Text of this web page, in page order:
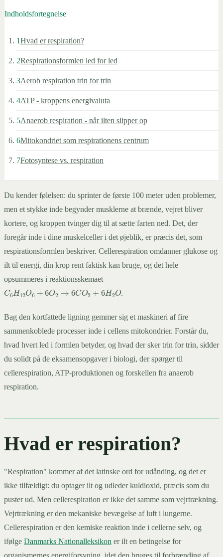
Indholdsfortegnelse
1Hvad er respiration?
2Respirationsformlen led for led
3Aerob respiration trin for trin
4ATP - kroppens energivaluta
5Anaerob respiration - når ilten slipper op
6Mitokondriet som respirationens centrum
7Fotosyntese vs. respiration
Du kender følelsen: du sprinter de første 100 meter uden problemer,
men et stykke inde begynder musklerne at brænde, vejret bliver
kortere, og kroppen tvinger dig til at sætte farten ned. Det, der
foregår inde i dine muskelceller i det øjeblik, er præcis det, som
respirationsformlen beskriver. Cellerespiration omdanner glukose og
ilt til energi, din krop rent faktisk kan bruge, og det hele
opsummeres i reaktionsskemaet
C6 H 12O 6 O 6 CO2 H2O
.
Bag den kortfattede ligning gemmer sig et maskineri af fire
sammenkoblede processer inde i cellens mitokondrier. Forstår du,
hvad hvert led i formlen betyder, og hvad der sker trin for trin, sidder
du solidt på de eksamensopgaver i biologi, der spørger til
cellerespiration, ATP-produktionen og forskellen fra anaerob
respiration.
Hvad er respiration?
"Respiration" kommer af det latinske ord for udånding, og det er
ikke tilfældigt: du optager ilt og udleder kuldioxid, præcis som du
puster ud. Men cellerespiration er ikke det samme som vejrtrækning.
Vejrtrækning er den mekaniske bevægelse af luft i lungerne.
Cellerespiration er den kemiske reaktion inde i cellerne selv, og
ifølge Danmarks Nationalleksikon er ilt en betingelse for